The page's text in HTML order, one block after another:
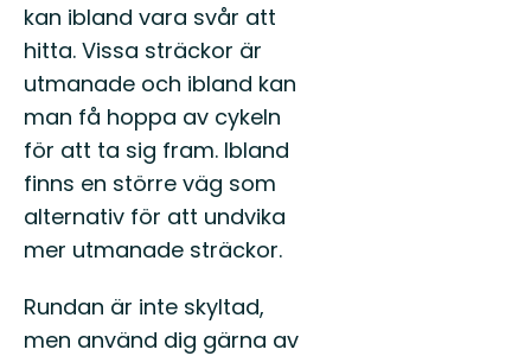
kan ibland vara svår att
hitta. Vissa sträckor är
utmanade och ibland kan
man få hoppa av cykeln
för att ta sig fram. Ibland
finns en större väg som
alternativ för att undvika
mer utmanade sträckor.
Rundan är inte skyltad,
men använd dig gärna av